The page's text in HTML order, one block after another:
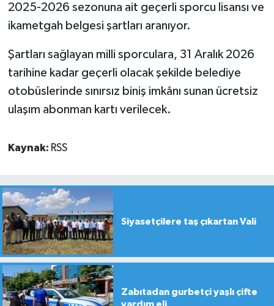
2025-2026 sezonuna ait geçerli sporcu lisansı ve
ikametgah belgesi şartları aranıyor.
Şartları sağlayan milli sporculara, 31 Aralık 2026
tarihine kadar geçerli olacak şekilde belediye
otobüslerinde sınırsız biniş imkânı sunan ücretsiz
ulaşım abonman kartı verilecek.
Kaynak: RSS
Siyasetçilere taş çıkartan Vali
Zabıtadan gurbetçi yaşlı çifte